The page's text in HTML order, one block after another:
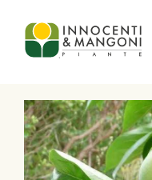
Skip to main content